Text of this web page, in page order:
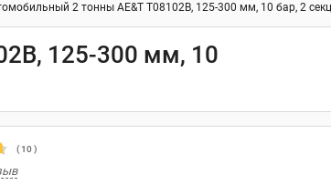
2 тонны AE&T T08102B, 125-300 мм, 10 бар, 2
125-300 мм, 10
(10)